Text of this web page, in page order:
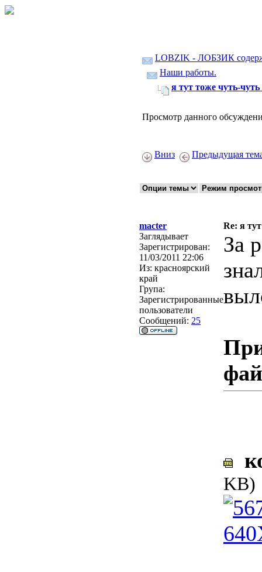
LOBZIK - ЛОБЗИК
Наши работы.
я тут тоже чуть-
Просмотр данного
Вниз Предыдущая
macter
Re: я
Заглядывает
Зарегистрирован:
11/03/2011 22:06
Из: красноярский
край
Група:
Зарегистрированные
пользователи
Сообщений: 25
За
KB)